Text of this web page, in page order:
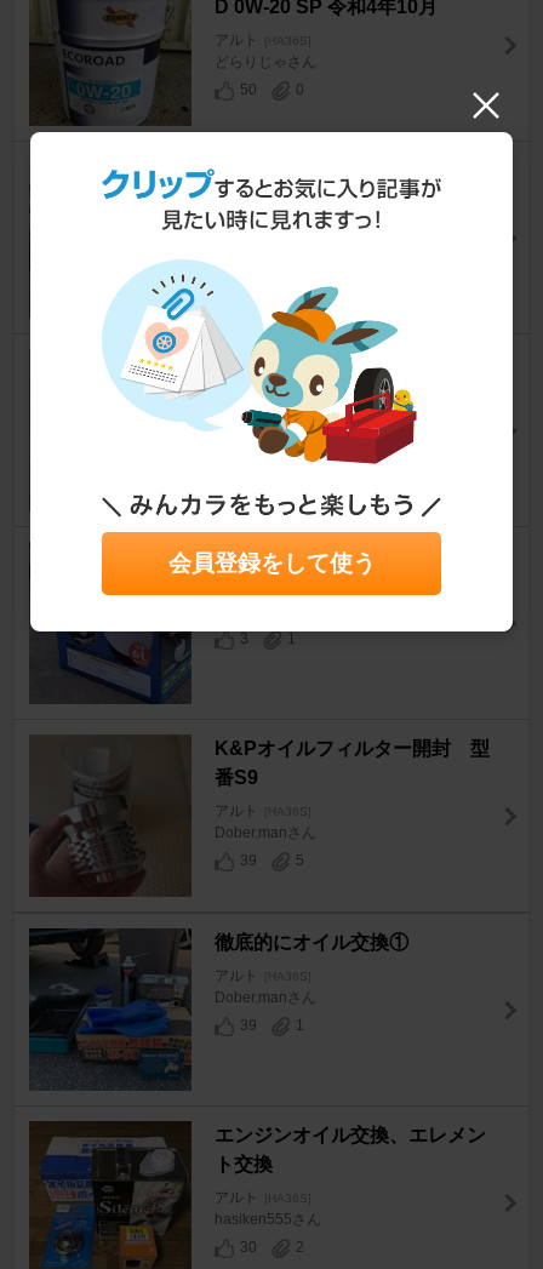
D 0W-20 SP 令和4年10月
アルト [HA36S]
どらりじゃさん
50
0
冬の晴れ間にオイル交換
Dober.manさん
1万キロフィルター交換しない
と…
アルト [HA36S]
Dober.manさん
オイル交換
3
1
K&Pオイルフィルター開封 型
番S9
アルト [HA36S]
Dober.manさん
39
5
徹底的にオイル交換①
アルト [HA36S]
Dober.manさん
39
1
エンジンオイル交換、エレメン
ト交換
アルト [HA36S]
hasiken555さん
30
2
会員登録をして使う